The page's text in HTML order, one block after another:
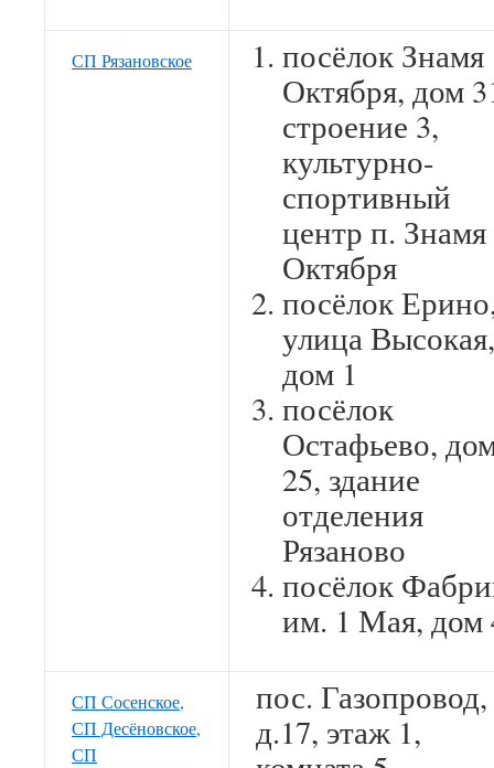
СП Рязановское
посёлок Знамя
Октября, дом
строение 3,
культурно-
спортивный
центр п. Знамя
Октября
посёлок
улица Высокая,
дом 1
посёлок
Остафьево,
25, здание
отделения
Рязаново
посёлок
им. 1 Мая, дом
СП Сосенское,
СП Десёновское,
СП
пос. Газопровод,
д.17, этаж 1,